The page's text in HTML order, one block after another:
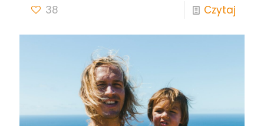
38 Czytaj